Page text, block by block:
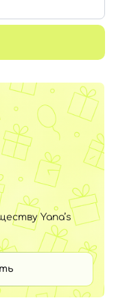
Yana’s